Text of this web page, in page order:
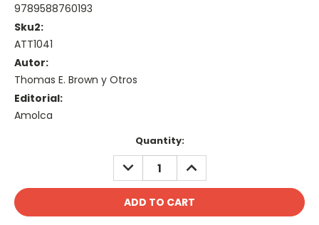
9789588760193
Sku2:
ATT1041
Autor:
Thomas E. Brown y Otros
Editorial:
Amolca
Quantity:
DECREASE
QUANTITY:
INCREASE
QUANTITY: